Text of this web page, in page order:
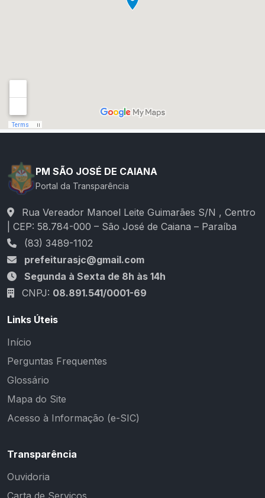
PM SÃO JOSÉ DE CAIANA
Portal da Transparência
Rua Vereador Manoel Leite Guimarães S/N , Centro
| CEP: 58.784-000 – São José de Caiana – Paraíba
(83) 3489-1102
prefeiturasjc@gmail.com
Segunda à Sexta de 8h às 14h
CNPJ: 08.891.541/0001-69
Links Úteis
Início
Perguntas Frequentes
Glossário
Mapa do Site
Acesso à Informação (e-SIC)
Transparência
Ouvidoria